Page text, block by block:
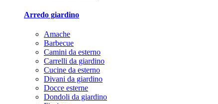
Arredo giardino
Amache
Barbecue
Camini da esterno
Carrelli da giardino
Cucine da esterno
Divani da giardino
Docce esterne
Dondoli da giardino